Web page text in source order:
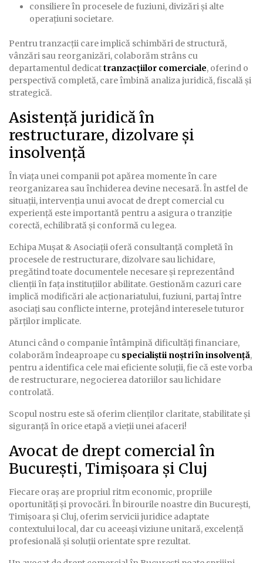
consiliere în procesele de fuziuni, divizări și alte
operațiuni societare.
Pentru tranzacții care implică schimbări de structură,
vânzări sau reorganizări, colaborăm strâns cu
departamentul dedicattranzacțiilor comerciale, oferind o
perspectivă completă, care îmbină analiza juridică, fiscală și
strategică.
Asistență juridică în
restructurare, dizolvare și
insolvență
În viața unei companii pot apărea momente în care
reorganizarea sau închiderea devine necesară. În astfel de
situații, intervenția unui avocat de drept comercial cu
experiență este importantă pentru a asigura o tranziție
corectă, echilibrată și conformă cu legea.
Echipa Muşat & Asociații oferă consultanță completă în
procesele de restructurare, dizolvare sau lichidare,
pregătind toate documentele necesare și reprezentând
clienții în fața instituțiilor abilitate. Gestionăm cazuri care
implică modificări ale acționariatului, fuziuni, partaj între
asociați sau conflicte interne, protejând interesele tuturor
părților implicate.
Atunci când o companie întâmpină dificultăți financiare,
colaborăm îndeaproape cu specialiștii noștri în insolvență,
pentru a identifica cele mai eficiente soluții, fie că este vorba
de restructurare, negocierea datoriilor sau lichidare
controlată.
Scopul nostru este să oferim clienților claritate, stabilitate și
siguranță în orice etapă a vieții unei afaceri!
Avocat de drept comercial în
București, Timișoara și Cluj
Fiecare oraș are propriul ritm economic, propriile
oportunități și provocări. În birourile noastre din București,
Timișoara și Cluj, oferim servicii juridice adaptate
contextului local, dar cu aceeași viziune unitară, excelență
profesională și soluții orientate spre rezultat.